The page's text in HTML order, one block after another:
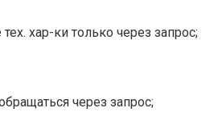
хар-ки только через запрос;
через запрос;